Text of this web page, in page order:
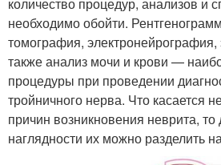
количество процедур, анализов и
необходимо обойти.
томография,
также анализ мочи и крови —
процедуры при проведении
тройничного нерва. Что касается
причин возникновения неврита,
наглядности их можно разделить